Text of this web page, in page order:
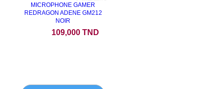
MICROPHONE GAMER
REDRAGON ADENE GM212
NOIR
109,000 TND